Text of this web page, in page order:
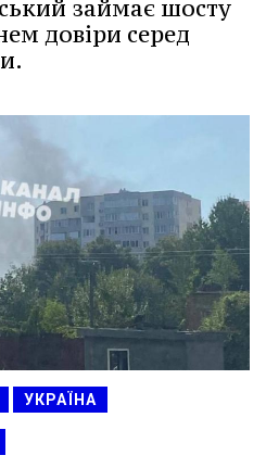
займає шосту
довіри серед
УКРАЇНА